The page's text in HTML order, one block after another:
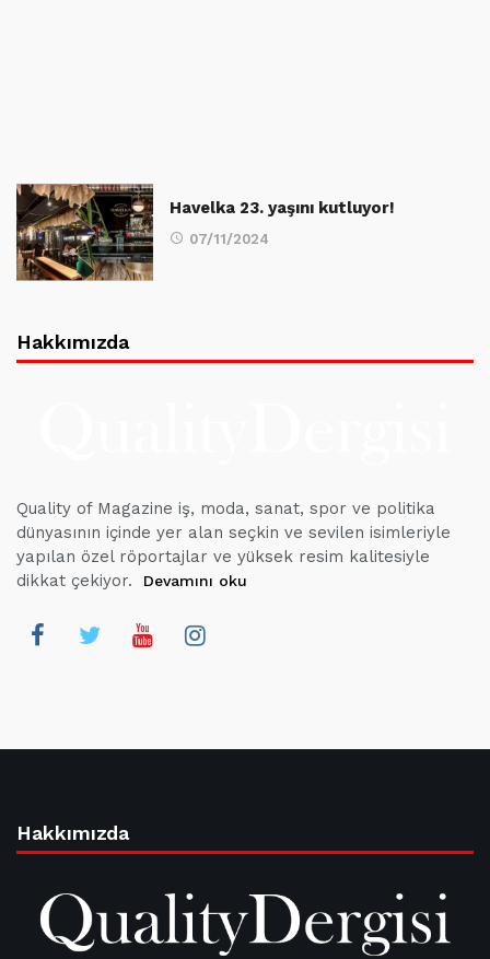
Havelka 23. yaşını kutluyor!
07/11/2024
Hakkımızda
Quality of Magazine iş, moda, sanat, spor ve politika
dünyasının içinde yer alan seçkin ve sevilen isimleriyle
yapılan özel röportajlar ve yüksek resim kalitesiyle
dikkat çekiyor.
Devamını oku
Hakkımızda